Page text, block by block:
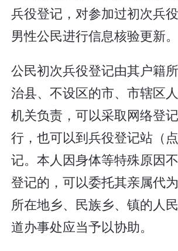
兵役登记，对参加过初次兵
男性公民进行信息核验更新。
公民初次兵役登记由其户籍
治县、不设区的市、市辖区
机关负责，可以采取网络登
行，也可以到兵役登记站（
记。本人因身体等特殊原因
登记的，可以委托其亲属代
所在地乡、民族乡、镇的人
道办事处应当予以协助。